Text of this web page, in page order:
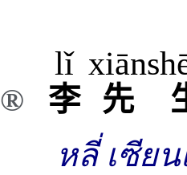
® 李
lǐ
先
xiān
หลี่ เซียน